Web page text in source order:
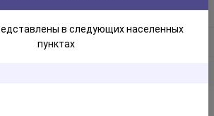
информация
в следующих населенных
пунктах